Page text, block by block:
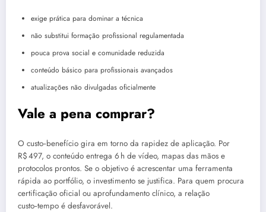
exige prática para dominar a técnica
não substitui formação profissional regulamentada
pouca prova social e comunidade reduzida
conteúdo básico para profissionais avançados
atualizações não divulgadas oficialmente
Vale a pena comprar?
O custo‑benefício gira em torno da rapidez de aplicação. Por
R$ 497, o conteúdo entrega 6 h de vídeo, mapas das mãos e
protocolos prontos. Se o objetivo é acrescentar uma ferramenta
rápida ao portfólio, o investimento se justifica. Para quem procura
certificação oficial ou aprofundamento clínico, a relação
custo‑tempo é desfavorável.